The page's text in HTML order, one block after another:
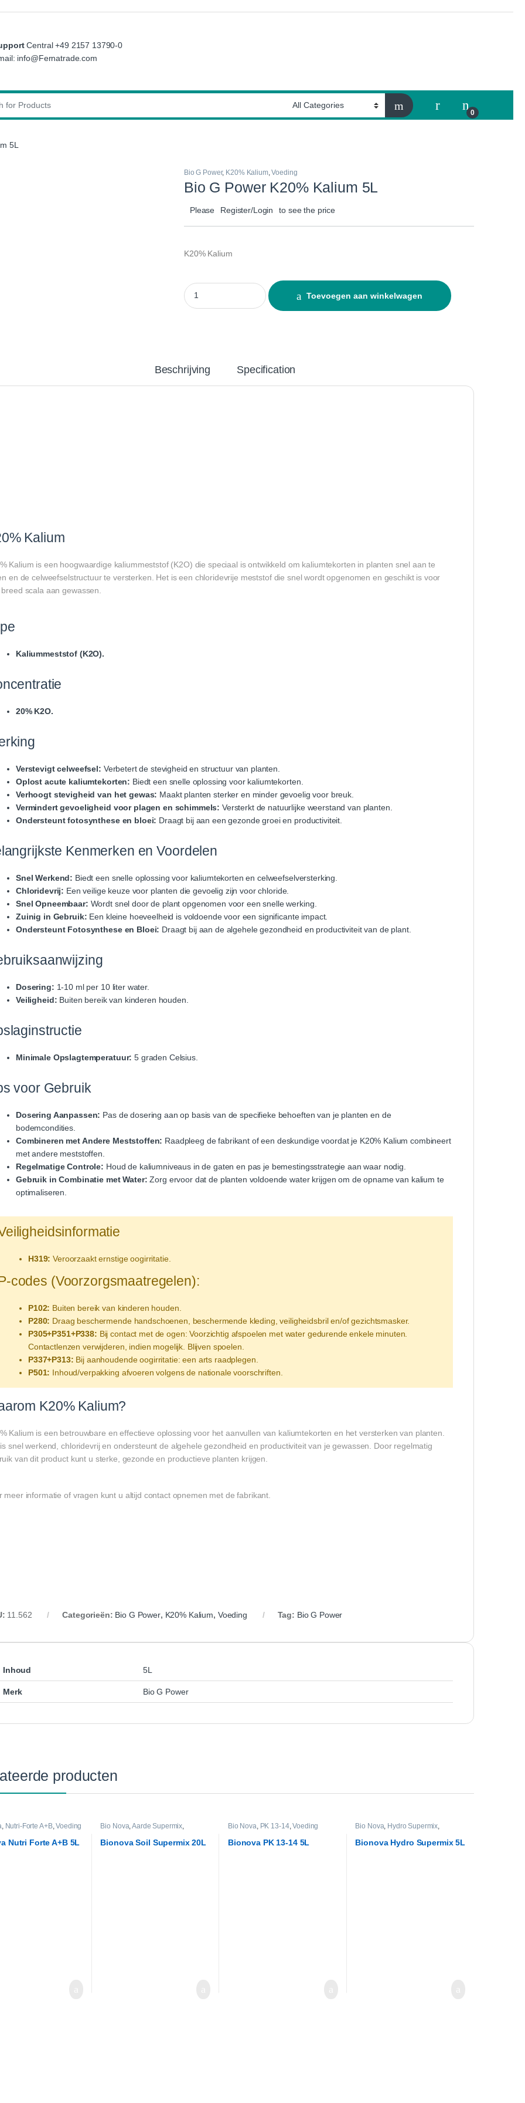
Central +49 2157 13790-0
info@Fernatrade.com
My Account
0
5L
Bio G Power, K20% Kalium,Voeding
Bio G Power K20% Kalium 5L
Please Register/Login to see the price
K20% Kalium
Bio G Power K20% Kalium 5L quantity
Toevoegen aan winkelwagen
Beschrijving Specification
Kalium
Kalium is een hoogwaardige kaliummeststof (K2O) die speciaal is ontwikkeld om kaliumtekorten in planten snel aan te
en de celweefselstructuur te versterken. Het is een chloridevrije meststof die snel wordt opgenomen en geschikt is voor
scala aan gewassen.
Kaliummeststof (K2O).
20% K2O.
Verstevigt celweefsel: Verbetert de stevigheid en structuur van planten.
Oplost acute kaliumtekorten: Biedt een snelle oplossing voor kaliumtekorten.
Verhoogt stevigheid van het gewas: Maakt planten sterker en minder gevoelig voor breuk.
Vermindert gevoeligheid voor plagen en schimmels: Versterkt de natuurlijke weerstand van planten.
Ondersteunt fotosynthese en bloei: Draagt bij aan een gezonde groei en productiviteit.
Kenmerken en Voordelen
Snel Werkend: Biedt een snelle oplossing voor kaliumtekorten en celweefselversterking.
Chloridevrij: Een veilige keuze voor planten die gevoelig zijn voor chloride.
Snel Opneembaar: Wordt snel door de plant opgenomen voor een snelle werking.
Zuinig in Gebruik: Een kleine hoeveelheid is voldoende voor een significante impact.
Ondersteunt Fotosynthese en Bloei: Draagt bij aan de algehele gezondheid en productiviteit van de plant.
Dosering: 1-10 ml per 10 liter water.
Veiligheid: Buiten bereik van kinderen houden.
Minimale Opslagtemperatuur: 5 graden Celsius.
voor Gebruik
Dosering Aanpassen: Pas de dosering aan op basis van de specifieke behoeften van je planten en de
bodemcondities.
Combineren met Andere Meststoffen: Raadpleeg de fabrikant of een deskundige voordat je K20% Kalium combineert
met andere meststoffen.
Regelmatige Controle: Houd de kaliumniveaus in de gaten en pas je bemestingsstrategie aan waar nodig.
Gebruik in Combinatie met Water: Zorg ervoor dat de planten voldoende water krijgen om de opname van kalium te
optimaliseren.
H319: Veroorzaakt ernstige oogirritatie.
codes (Voorzorgsmaatregelen):
P102: Buiten bereik van kinderen houden.
P280: Draag beschermende handschoenen, beschermende kleding, veiligheidsbril en/of gezichtsmasker.
P305+P351+P338: Bij contact met de ogen: Voorzichtig afspoelen met water gedurende enkele minuten.
Contactlenzen verwijderen, indien mogelijk. Blijven spoelen.
P337+P313: Bij aanhoudende oogirritatie: een arts raadplegen.
P501: Inhoud/verpakking afvoeren volgens de nationale voorschriften.
K20% Kalium?
Kalium is een betrouwbare en effectieve oplossing voor het aanvullen van kaliumtekorten en het versterken van planten.
snel werkend, chloridevrij en ondersteunt de algehele gezondheid en productiviteit van je gewassen. Door regelmatig
van dit product kunt u sterke, gezonde en productieve planten krijgen.
meer informatie of vragen kunt u altijd contact opnemen met de fabrikant.
11.562 Categorieën: Bio G Power, K20% Kalium, Voeding Tag: Bio G Power
Inhoud 5L
Merk Bio G Power
producten
, Nutri-Forte A+B,Voeding
Nutri Forte A+B 5L
Bio Nova,Aarde Supermix,
Bionova Soil Supermix 20L
Bio Nova, PK 13-14,Voeding
Bionova PK 13-14 5L
Bio Nova, Hydro Supermix,
Bionova Hydro Supermix 5L